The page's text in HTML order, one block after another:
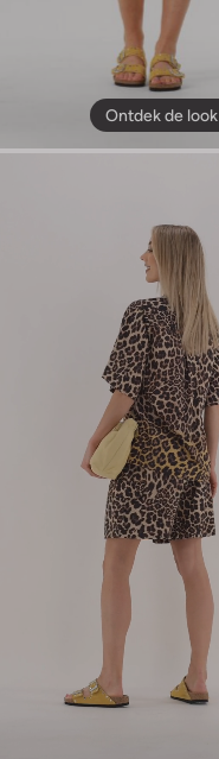
Ontdek de look